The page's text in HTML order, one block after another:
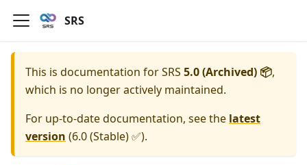
SRS
This is documentation forSRS 5.0 (Archived) 📦,
which is no longer actively maintained.
For up-to-date documentation, see the latest
version (6.0 (Stable) ✅).